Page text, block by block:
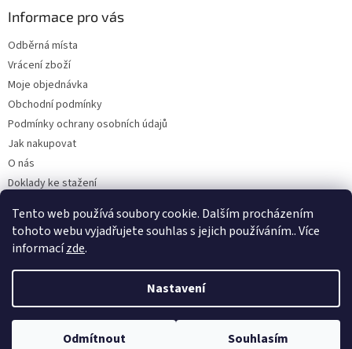
Tento web používá soubory cookie. Dalším procházením
tohoto webu vyjadřujete souhlas s jejich používáním.. Více
informacízde.
Nastavení
Odmítnout Souhlasím
Informace pro vás
Odběrná místa
Vrácení zboží
Moje objednávka
Obchodní podmínky
Podmínky ochrany osobních údajů
Jak nakupovat
O nás
Doklady ke stažení
Velkoobchod
Vytvořil Shoptet
Copyright 2026Kaarsgaren.cz . Všechna práva vyhrazena.